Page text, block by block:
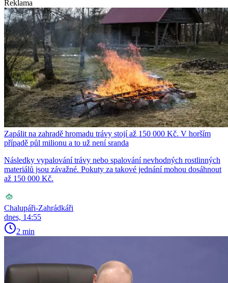
Reklama
Zapálit na zahradě hromadu trávy stojí až 150 000 Kč. V horším
případě půl milionu a to už není sranda
Následky vypalování trávy nebo spalování nevhodných rostlinných
materiálů jsou závažné. Pokuty za takové jednání mohou dosáhnout
až 150 000 Kč.
Chalupáři-Zahrádkáři
dnes, 14:55
2 min